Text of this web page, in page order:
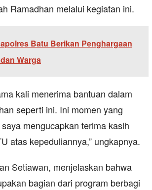
Ramadhan melalui kegiatan ini.
Batu Berikan Penghargaan
Warga
kali menerima bantuan dalam
seperti ini. Ini momen yang
mengucapkan terima kasih
atas kepeduliannya,” ungkapnya.
Setiawan, menjelaskan bahwa
bagian dari program berbagi